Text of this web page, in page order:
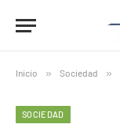
Inicio » Sociedad »
SOCIEDAD